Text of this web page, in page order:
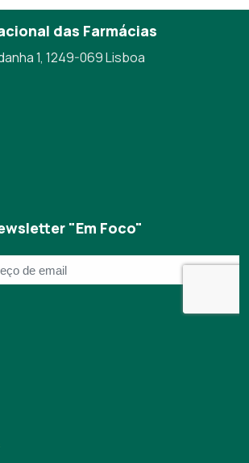
das Farmácias
1, 1249-069 Lisboa
"Em Foco"